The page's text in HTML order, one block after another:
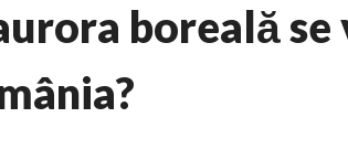
boreală